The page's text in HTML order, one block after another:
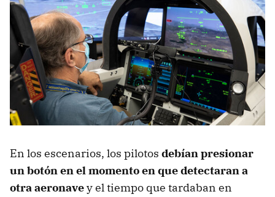
En los escenarios, los pilotos debían presionar
un botón en el momento en que detectaran a
otra aeronavey el tiempo que tardaban en